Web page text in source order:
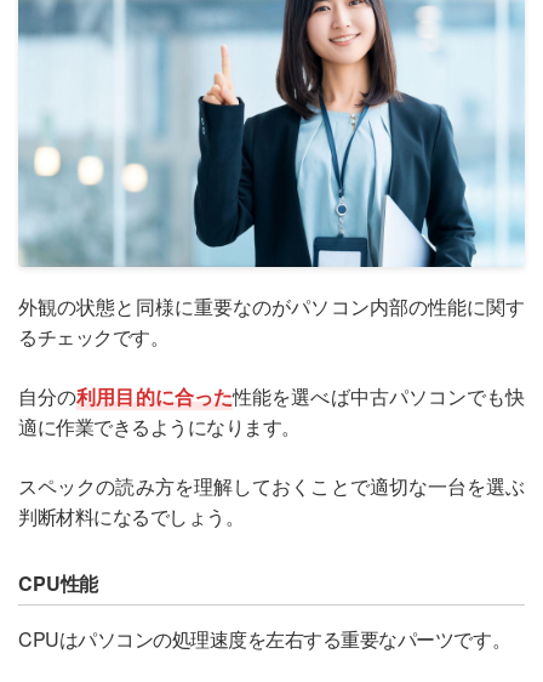
外観の状態と同様に重要なのがパソコン内部の性能に関す
るチェックです。
自分の利用目的に合った性能を選べば中古パソコンでも快
適に作業できるようになります。
スペックの読み方を理解しておくことで適切な一台を選ぶ
判断材料になるでしょう。
CPU性能
CPUはパソコンの処理速度を左右する重要なパーツです。